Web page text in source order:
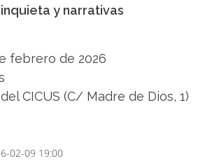
y narrativas
febrero de 2026
CICUS (C/ Madre de Dios, 1)
02-09 19:00